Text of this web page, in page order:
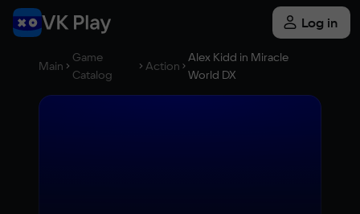
Log in
Main
Game
Catalog
Action
Alex Kidd in Miracle
World DX